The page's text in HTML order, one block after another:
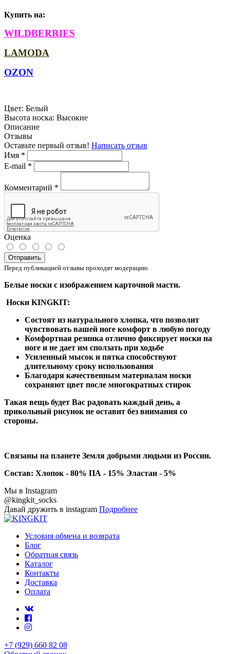
Купить на:
WILDBERRIES
LAMODA
OZON
Цвет: Белый
Высота носка: Высокие
Описание
Отзывы
Оставьте первый отзыв! Написать отзыв
Имя *
E-mail *
Комментарий *
Оценка
Отправить
Перед публикацией отзывы проходят модерацию
Белые носки с изображением карточной масти.
Носки KINGKIT:
Состоят из натурального хлопка, что позволит
чувствовать вашей ноге комфорт в любую погоду
Комфортная резинка отлично фиксирует носки на
ноге и не дает им сползать при ходьбе
Усиленный мысок и пятка способствуют
длительному сроку использования
Благодаря качественным материалам носки
сохраняют цвет после многократных стирок
Такая вещь будет Вас радовать каждый день, а
прикольный рисунок не оставит без внимания со
стороны.
Связаны на планете Земля добрыми людьми из России.
Состав: Хлопок - 80% ПА - 15% Эластан - 5%
Мы в Instagram
@kingkit_socks
Давай дружить в instagram Подробнее
Условия обмена и возврата
Блог
Обратная связь
Каталог
Контакты
Доставка
Оплата
+7 (929) 660 82 08